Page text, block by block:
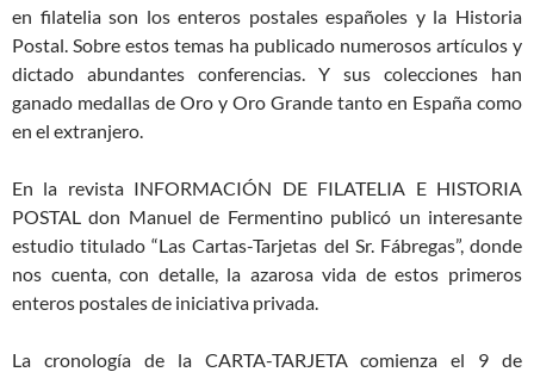
en filatelia son los enteros postales españoles y la Historia
Postal. Sobre estos temas ha publicado numerosos artículos y
dictado abundantes conferencias. Y sus colecciones han
ganado medallas de Oro y Oro Grande tanto en España como
en el extranjero.
En la revista INFORMACIÓN DE FILATELIA E HISTORIA
POSTAL don Manuel de Fermentino publicó un interesante
estudio titulado “Las Cartas-Tarjetas del Sr. Fábregas”, donde
nos cuenta, con detalle, la azarosa vida de estos primeros
enteros postales de iniciativa privada.
La cronología de la CARTA-TARJETA comienza el 9 de